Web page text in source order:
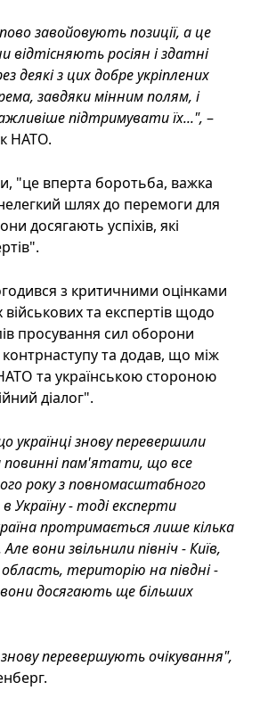
завойовують позиції, а це
відтісняють росіян і здатні
деякі з цих добре укріплених
завдяки мінним полям, і
підтримувати їх...", –
НАТО.
"це вперта боротьба, важка
шлях до перемоги для
досягають успіхів, які
з критичними оцінками
військових та експертів щодо
просування сил оборони
контрнаступу та додав, що між
та українською стороною
діалог".
українці знову перевершили
повинні пам'ятати, що все
року з повномасштабного
Україну - тоді експерти
протримається лише кілька
вони звільнили північ - Київ,
область, територію на півдні -
досягають ще більших
знову перевершують очікування",